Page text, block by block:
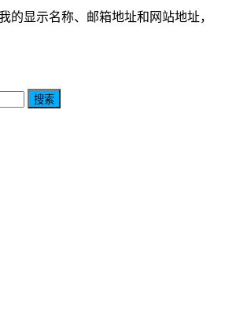
的显示名称、邮箱地址和网站地址，
搜索